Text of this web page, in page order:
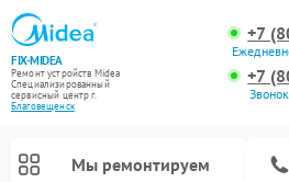
FIX-MIDEA
Ремонт устройств Midea
Специализированный
cервисный центр г.
Благовещенск
+7
+7
Мы ремонтируем